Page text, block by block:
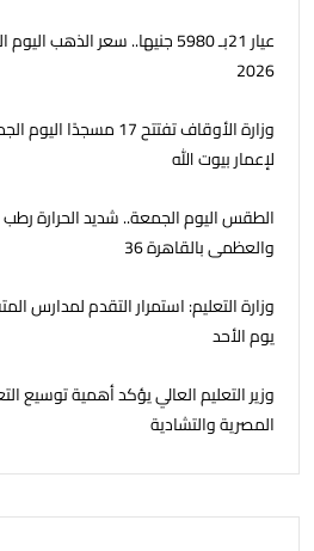
2026
وزارة الأوقاف تفتتح 17
لإعمار بيوت الله
الطقس اليوم الجمعة.. شديد الحرارة
والعظمى بالقاهرة 36
وزارة التعليم: استمرار التقدم لمدارس
يوم الأحد
وزير التعليم العالي يؤكد أهمية توسيع
المصرية والتشادية